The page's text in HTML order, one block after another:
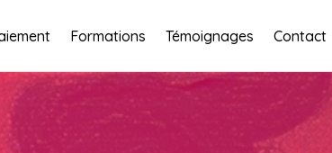
Formations Témoignages Contact